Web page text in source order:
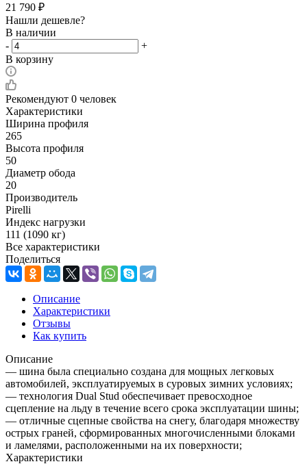
21 790 ₽
Нашли дешевле?
В наличии
-
+
В корзину
Рекомендуют 0 человек
Характеристики
Ширина профиля
265
Высота профиля
50
Диаметр обода
20
Производитель
Pirelli
Индекс нагрузки
111 (1090 кг)
Все характеристики
Поделиться
Описание
Характеристики
Отзывы
Как купить
Описание
— шина была специально создана для мощных легковых
автомобилей, эксплуатируемых в суровых зимних условиях;
— технология Dual Stud обеспечивает превосходное
сцепление на льду в течение всего срока эксплуатации шины;
— отличные сцепные свойства на снегу, благодаря множеству
острых граней, сформированных многочисленными блоками
и ламелями, расположенными на их поверхности;
Характеристики